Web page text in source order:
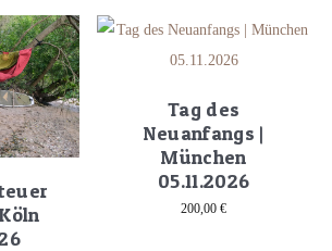
Tag des
Neuanfangs |
München
05.11.2026
200,00€